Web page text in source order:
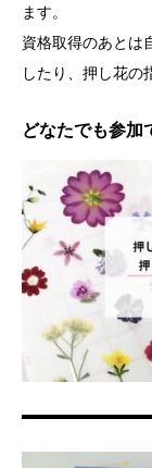
ます。
資格取得のあとは
したり、押し花の
どなたでも参加